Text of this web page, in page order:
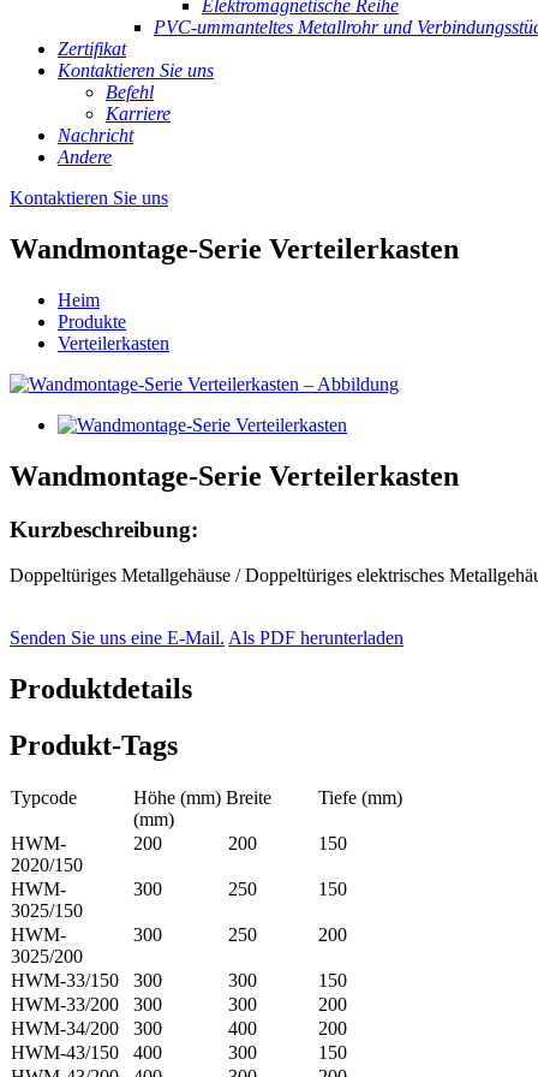
Elektromagnetische Reihe
PVC-ummanteltes Metallrohr und
Zertifikat
Kontaktieren Sie uns
Befehl
Karriere
Nachricht
Andere
Kontaktieren Sie uns
Wandmontage-Serie Verteilerkasten
Heim
Produkte
Verteilerkasten
Wandmontage-Serie Verteilerkasten
Kurzbeschreibung:
Doppeltüriges Metallgehäuse / Doppeltüriges elektrisches
Senden Sie uns eine E-Mail. Als PDF herunterladen
Produktdetails
Produkt-Tags
Typcode
Höhe (mm) Breite
(mm)
Tiefe (mm)
HWM-
2020/150
200 200 150
HWM-
3025/150
300 250 150
HWM-
3025/200
300 250 200
HWM-33/150 300 300
150
HWM-33/200
300 300
200
HWM-34/200
300 400
200
HWM-43/150
400 300
150